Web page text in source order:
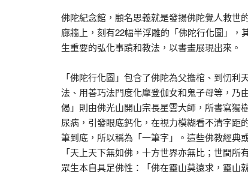
佛陀紀念館，顧名思義就是發揚佛陀覺人救世
廊牆上，刻有22幅半浮雕的「佛陀行化圖」，
生重要的弘化事蹟和教法，以書畫展現出來。
「佛陀行化圖」包含了佛陀為父擔棺、到忉
法、用善巧法門度化摩登伽女和鬼子母等，乃
偈」則由佛光山開山宗長星雲大師，所書寫獨
尿病，引發眼底鈣化，在視力模糊看不清字距
筆到底，所以稱為「一筆字」。這些佛教經典
「天上天下無如佛，十方世界亦無比；世間
眾生本自具足佛性：「佛在靈山莫遠求，靈山